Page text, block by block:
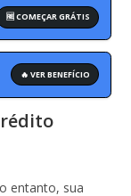
🆓 COMEÇAR GRÁTIS
🔥 VER BENEFÍCIO
entanto, sua